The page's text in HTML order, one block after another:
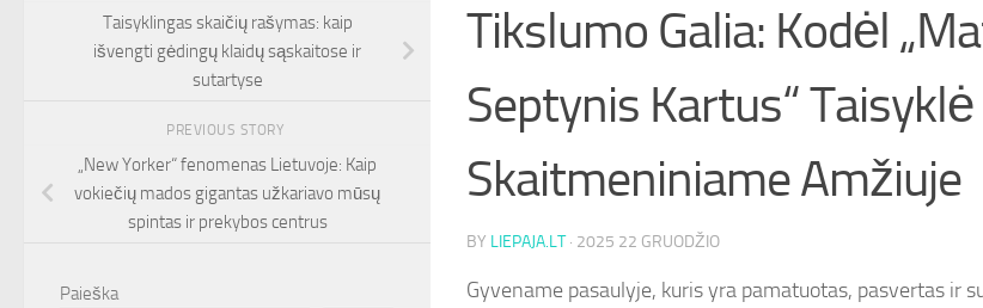
Tikslumo Galia: Kodėl
Septynis Kartus“
Skaitmeniniame Amžiuje
BY LIEPAJA.LT · 2025 22 GRUODŽIO
Gyvename pasaulyje, kuris yra pamatuotas, pasvertas ir
Taisyklingas skaičių rašymas: kaip
išvengti gėdingų klaidų sąskaitose ir
sutartyse
PREVIOUS STORY
„New Yorker“ fenomenas Lietuvoje: Kaip
vokiečių mados gigantas užkariavo mūsų
spintas ir prekybos centrus
Paieška